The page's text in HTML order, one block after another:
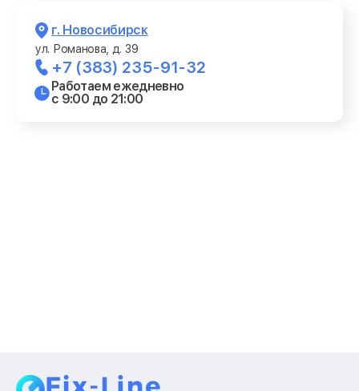
г. Новосибирск
ул. Романова, д. 39
+7 (383) 235-91-32
Работаем ежедневно
с 9:00 до 21:00